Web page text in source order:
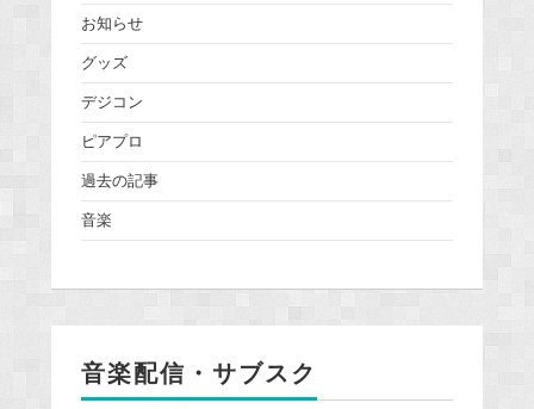
お知らせ
グッズ
デジコン
ピアプロ
過去の記事
音楽
音楽配信・サブスク